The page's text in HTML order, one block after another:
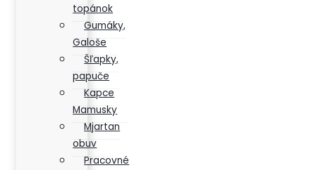
topánok
Gumáky,
Galoše
Šľapky,
papuče
Kapce
Mamusky
Mjartan
obuv
Pracovné